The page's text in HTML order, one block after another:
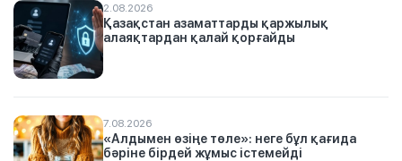
2.08.2026
Қазақстан азаматтарды қаржылық
алаяқтардан қалай қорғайды
7.08.2026
«Алдымен өзіңе төле»: неге бұл қағида
бәріне бірдей жұмыс істемейді